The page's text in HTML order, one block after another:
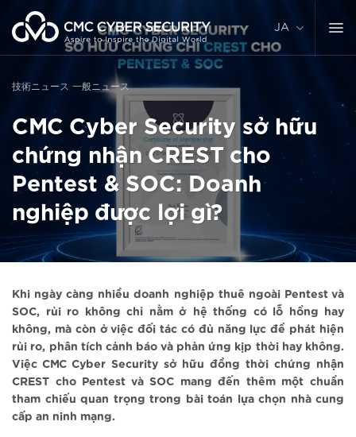
JA
技術ニュース 一般ニュース
CMC Cyber Security sở hữu
chứng nhận CREST cho
Pentest & SOC: Doanh
nghiệp được lợi gì?
Khi ngày càng nhiều doanh nghiệp thuê ngoài Pentest và
SOC, rủi ro không chỉ nằm ở hệ thống có lỗ hổng hay
không, mà còn ở việc đối tác có đủ năng lực để phát hiện
rủi ro, phân tích cảnh báo và phản ứng kịp thời hay không.
Việc CMC Cyber Security sở hữu đồng thời chứng nhận
CREST cho Pentest và SOC mang đến thêm một chuẩn
tham chiếu quan trọng trong bài toán lựa chọn nhà cung
cấp an ninh mạng.